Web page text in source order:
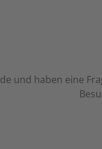
und haben eine